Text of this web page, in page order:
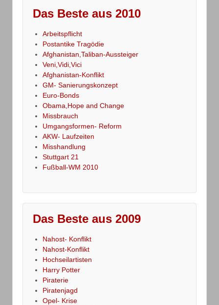
Das Beste aus 2010
Arbeitspflicht
Postantike Tragödie
Afghanistan,Taliban-Aussteiger
Veni,Vidi,Vici
Afghanistan-Konflikt
GM- Sanierungskonzept
Euro-Bonds
Obama,Hope and Change
Missbrauch
Umgangsformen- Reform
AKW- Laufzeiten
Misshandlung
Stuttgart 21
Fußball-WM 2010
Das Beste aus 2009
Nahost- Konflikt
Nahost-Konflikt
Hochseilartisten
Harry Potter
Piraterie
Piratenjagd
Opel- Krise